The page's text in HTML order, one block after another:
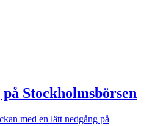
Stockholmsbörsen
med en lätt nedgång på